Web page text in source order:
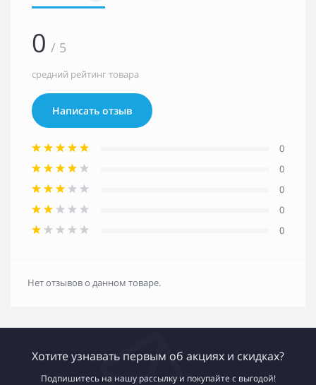
0 / 5
средний рейтинг товара
Написать отзыв
0
0
0
0
0
Нет отзывов о данном товаре.
Хотите узнавать первым об акциях и скидках?
Подпишитесь на нашу рассылку и покупайте с выгодой!